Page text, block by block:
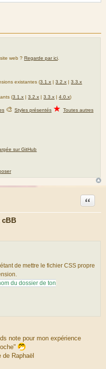
web ? Regarde par ici
existantes (3.1.x |3.2.x |3.3.x
(3.1.x |3.2.x |3.3.x |4.0.x)
🎨 Styles présentés ★ Toutes autres
sur GitHub
cBB
Citation
de mettre le fichier CSS propre
du dossier de ton
note pour mon expérience
Raphaël